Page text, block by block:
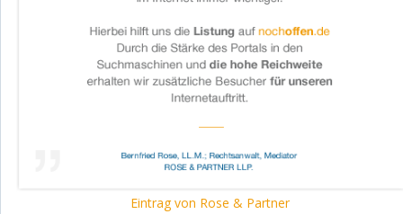
Eintrag von Rose & Partner